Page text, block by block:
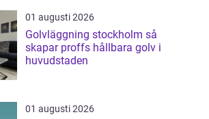
01 augusti 2026
Golvläggning stockholm så
skapar proffs hållbara golv i
huvudstaden
01 augusti 2026